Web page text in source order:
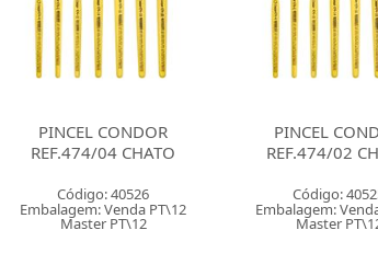
PINCEL CONDOR
REF.474/02 CHATO
Código: 40525
Embalagem: Venda PT\12
Master PT\12
PINCEL
REF.474/0
Código:
Embalagem:
Master